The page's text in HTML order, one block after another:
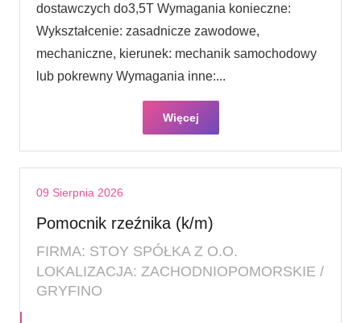
dostawczych do3,5T Wymagania konieczne:
Wykształcenie: zasadnicze zawodowe,
mechaniczne, kierunek: mechanik samochodowy
lub pokrewny Wymagania inne:...
Więcej
09 Sierpnia 2026
Pomocnik rzeźnika (k/m)
FIRMA: STOY SPÓŁKA Z O.O.
LOKALIZACJA: ZACHODNIOPOMORSKIE /
GRYFINO